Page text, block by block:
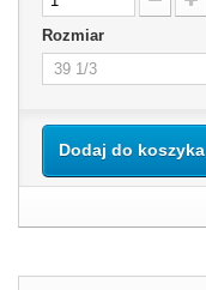
Rozmiar
Dodaj do koszyka